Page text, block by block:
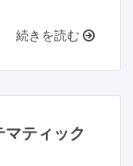
続きを読む
ティック